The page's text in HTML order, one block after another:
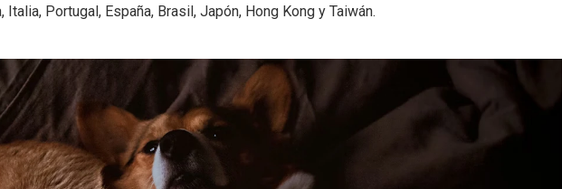
Italia, Portugal, España, Brasil, Japón, Hong Kong y Taiwán.